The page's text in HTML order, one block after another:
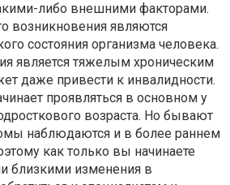
либо внешними факторами.
возникновения являются
состояния организма человека.
является тяжелым хроническим
даже привести к инвалидности.
проявляться в основном у
возраста. Но бывают
наблюдаются и в более раннем
как только вы начинаете
близкими изменения в